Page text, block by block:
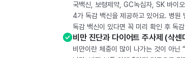
국백신, 보령제약, GC녹십자, SK 바이
4가 독감 백신을 제공하고 있어요. 병원
독감 백신이 있다면 꼭 미리 확인 후 독
비만 진단과 다이어트 주사제 (삭센
비만이란 체중이 많이 나가는 것이 아닌